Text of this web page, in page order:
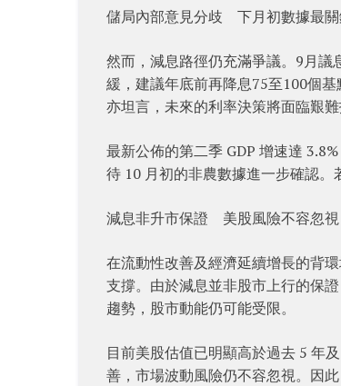
儲局內部意見分歧 下月初數據最
然而，減息路徑仍充滿爭議。9月
緩，建議年底前再降息75至100個
亦坦言，未來的利率決策將面臨艱難
最新公佈的第二季 GDP 增速達
待 10 月初的非農數據進一步確認。
減息非升市保證 美股風險不容忽視
在流動性改善及經濟延續增長的背
支撐。由於減息並非股市上行的保
趨勢，股市動能仍可能受限。
目前美股估值已明顯高於過去 5 年
善，市場波動風險仍不容忽視。因